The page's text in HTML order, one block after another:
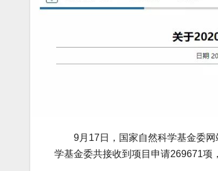
9月17日，国家自然科学基金委网
学基金委共接收到项目申请269671项